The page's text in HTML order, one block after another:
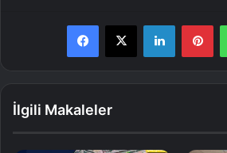
İlgili Makaleler